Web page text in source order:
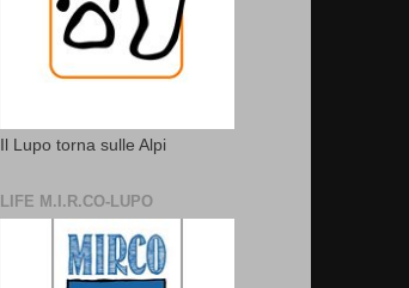
Il Lupo torna sulle Alpi
LIFE M.I.R.CO-LUPO